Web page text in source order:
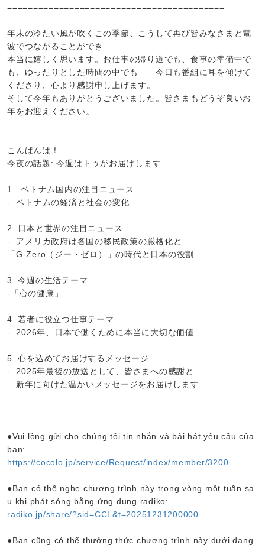
==========================================
年末の冷たい風が吹くこの季節、こうして再び皆みなさまと電
波でつながることができ
本当に嬉しく思います。お仕事の帰り道でも、食事の準備中で
も、ゆったりとした時間の中でも——今日も番組に耳を傾けて
くださり、心より感謝申し上げます。
そして今年もありがとうございました。皆さまもどうぞ良いお
年をお迎えください。
こんばんは！
今夜の話題: 今週はトゥがお届けします
1. ベトナム国内の注目ニュース
- ベトナムの経済と社会の変化
2. 日本と世界の注目ニュース
- アメリカ政府は各国の移民政策の厳格化と
「G-Zero（ジー・ゼロ）」の時代と日本の役割
3. 今週の生活テーマ
-「心の健康」
4. 若者に役立つ仕事テーマ
- 2026年、日本で働くために本当に大切な価値
5. 心を込めてお届けするメッセージ
- 2025年最後の放送として、皆さまへの感謝と
新年に向けた温かいメッセージをお届けします
●Vui lòng gửi cho chúng tôi tin nhắn và bài hát yêu cầu của
bạn:
https://cocolo.jp/service/Request/index/member/3200
●Bạn có thể nghe chương trình này trong vòng một tuần sa
u khi phát sóng bằng ứng dụng radiko:
radiko.jp/share/?sid=CCL&t=20251231200000
●Bạn cũng có thể thưởng thức chương trình này dưới dạng